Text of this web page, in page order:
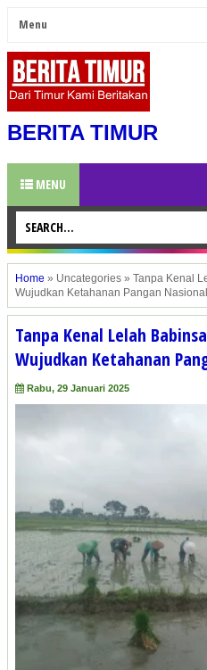
BERITA TIMUR
MENU
Home » Uncategories » Tanpa Kenal
Wujudkan Ketahanan Pangan Nasional
Tanpa Kenal Lelah
Wujudkan Ketahanan
Rabu, 29 Januari 2025